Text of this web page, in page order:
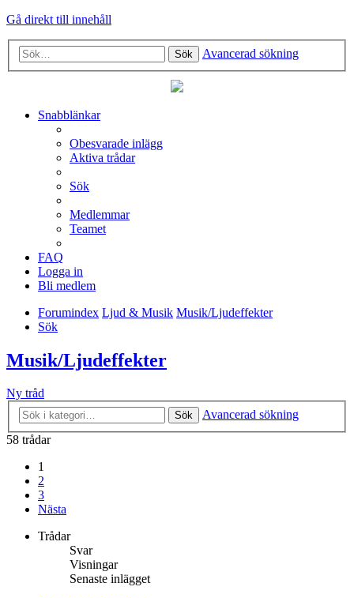
Gå direkt till innehåll
Sök Avancerad sökning
Snabblänkar
Obesvarade inlägg
Aktiva trådar
Sök
Medlemmar
Teamet
FAQ
Logga in
Bli medlem
Forumindex Ljud & Musik Musik/Ljudeffekter
Sök
Musik/Ljudeffekter
Ny tråd
Sök
Avancerad sökning
58 trådar
1
2
3
Nästa
Trådar
Svar
Visningar
Senaste inlägget